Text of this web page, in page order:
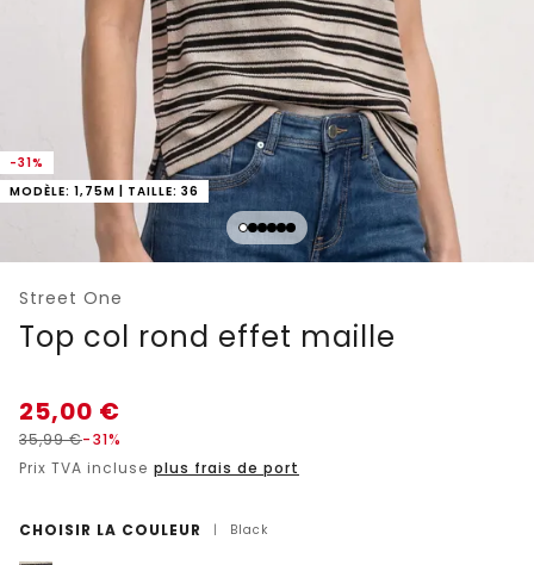
-31%
MODÈLE: 1,75M | TAILLE: 36
Street One
Top col rond effet maille
25,00 €
35,99€-31%
Prix TVA incluse plus frais de port
CHOISIR LA COULEUR | Black